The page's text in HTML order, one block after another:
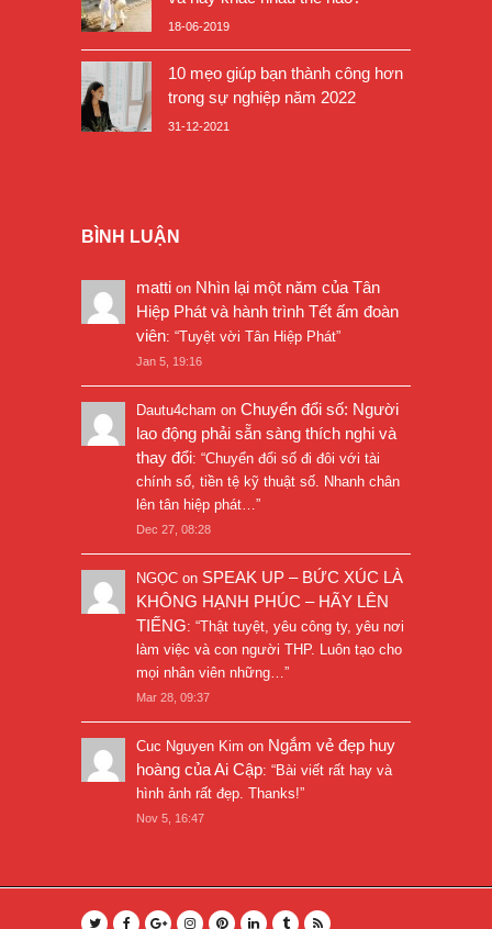
18-06-2019
10 mẹo giúp bạn thành công hơn
trong sự nghiệp năm 2022
31-12-2021
BÌNH LUẬN
matti on Nhìn lại một năm của Tân
Hiệp Phát và hành trình Tết ấm đoàn
viên: “Tuyệt vời Tân Hiệp Phát”
Jan 5, 19:16
Dautu4cham on Chuyển đổi số: Người
lao động phải sẵn sàng thích nghi và
thay đổi: “Chuyển đổi số đi đôi với tài
chính số, tiền tệ kỹ thuật số. Nhanh chân
lên tân hiệp phát… ”
Dec 27, 08:28
NGỌC on SPEAK UP – BỨC XÚC LÀ
KHÔNG HẠNH PHÚC – HÃY LÊN
TIẾNG: “Thật tuyệt, yêu công ty, yêu nơi
làm việc và con người THP. Luôn tạo cho
mọi nhân viên những… ”
Mar 28, 09:37
Cuc Nguyen Kim on Ngắm vẻ đẹp huy
hoàng của Ai Cập: “Bài viết rất hay và
hình ảnh rất đẹp. Thanks!”
Nov 5, 16:47